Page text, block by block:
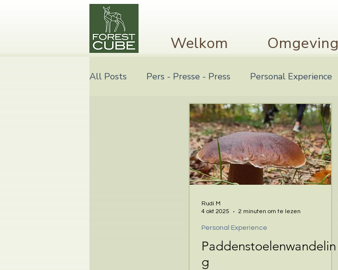
Welkom Omgeving
All Posts Pers - Presse - Press Personal Experience
Rudi M
4 okt 2025
2 minuten om te lezen
Personal Experience
Paddenstoelenwandelin
g